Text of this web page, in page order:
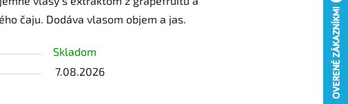
čaju. Dodáva vlasom objem a jas.
Skladom
7.08.2026